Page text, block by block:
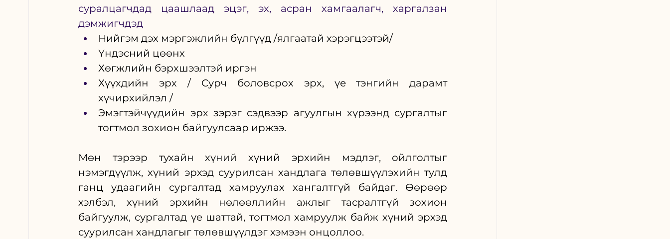
суралцагчдад цаашлаад эцэг, эх, асран хамгаалагч, харгалзан
дэмжигчдэд
Нийгэм дэх мэргэжлийн бүлгүүд /ялгаатай хэрэгцээтэй/
Үндэсний цөөнх
Хөгжлийн бэрхшээлтэй иргэн
Хүүхдийн эрх / Сурч боловсрох эрх, үе тэнгийн дарамт
хүчирхийлэл /
Эмэгтэйчүүдийн эрх зэрэг сэдвээр агуулгын хүрээнд сургалтыг
тогтмол зохион байгуулсаар иржээ.
Мөн тэрээр тухайн хүний хүний эрхийн мэдлэг, ойлголтыг
нэмэгдүүлж, хүний эрхэд суурилсан хандлага төлөвшүүлэхийн тулд
ганц удаагийн сургалтад хамруулах хангалтгүй байдаг. Өөрөөр
хэлбэл, хүний эрхийн нөлөөллийн ажлыг тасралтгүй зохион
байгуулж, сургалтад үе шаттай, тогтмол хамруулж байж хүний эрхэд
суурилсан хандлагыг төлөвшүүлдэг хэмээн онцоллоо.